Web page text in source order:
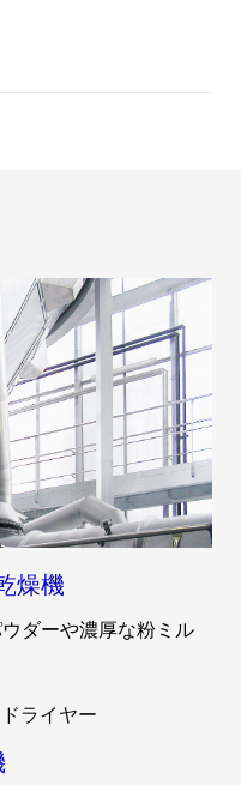
燥機
ダーや濃厚な粉ミル